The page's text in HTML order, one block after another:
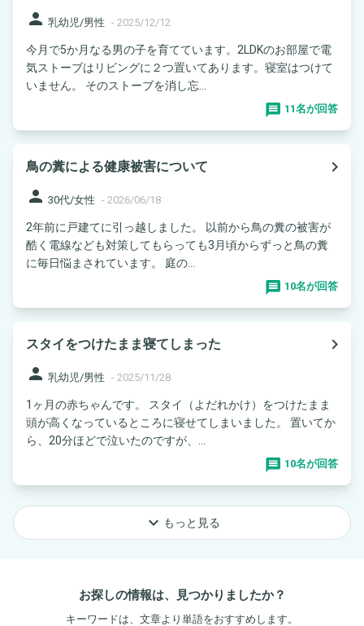
person 乳幼児/男性 - 2025/12/12
今月で5か月なる男の子を育てています。2LDKのお部屋で電
気ストーブはリビングに２つ置いてあります。寝室はつけて
いません。 そのストーブを消し忘...
11名が回答
鳥の糞による健康被害について
navigate_next
person 30代/女性 - 2026/06/18
2年前に戸建てに引っ越しました。 以前から鳥の糞の被害が
酷く電線なども対策してもらっても3月頃からずっと鳥の糞
に毎日悩まされています。 庭の...
10名が回答
スタイをつけたまま寝てしまった
navigate_next
person 乳幼児/男性 - 2025/11/28
1ヶ月の赤ちゃんです。 スタイ（よだれかけ）をつけたまま
頭が高くなっているところに寝せてしまいました。 置いてか
ら、20分ほどで泣いたのですが、...
10名が回答
keyboard_arrow_down もっと見る
お探しの情報は、見つかりましたか？
キーワードは、文章より単語をおすすめします。